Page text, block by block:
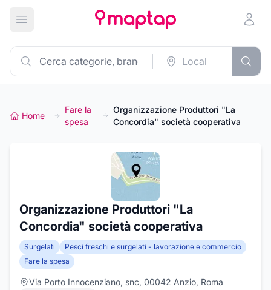
Apri menu principale
Home
Fare la
spesa
Organizzazione Produttori "La
Concordia" società cooperativa
Organizzazione Produttori "La
Concordia" società cooperativa
Surgelati
Pesci freschi e surgelati - lavorazione e commercio
Fare la spesa
Via Porto Innocenziano, snc, 00042 Anzio, Roma